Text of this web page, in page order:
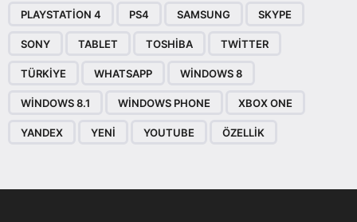
PLAYSTATION 4 PS4 SAMSUNG SKYPE
SONY TABLET TOSHIBA TWITTER
TÜRKIYE WHATSAPP WINDOWS 8
WINDOWS 8.1 WINDOWS PHONE XBOX ONE
YANDEX YENI YOUTUBE ÖZELLIK